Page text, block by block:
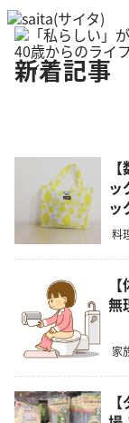
新着記事
ッ
ッ
料
無
家